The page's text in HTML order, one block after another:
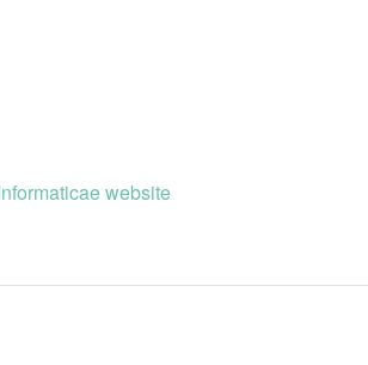
website